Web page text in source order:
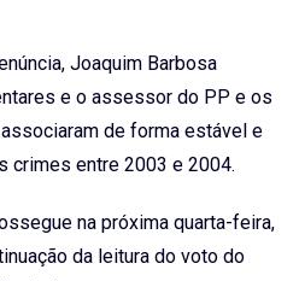
Joaquim Barbosa
e o assessor do PP e os
de forma estável e
crimes entre 2003 e 2004.
na próxima quarta-feira,
da leitura do voto do